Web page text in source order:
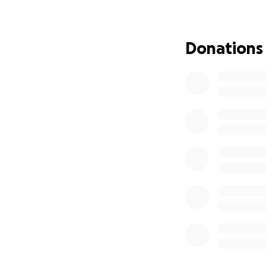
3. Des
Donations